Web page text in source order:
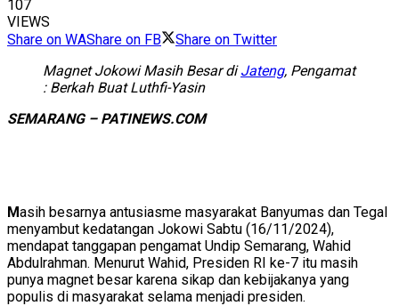
107
VIEWS
Share on WAShare on FB
Share on Twitter
Magnet Jokowi Masih Besar diJateng, Pengamat
: Berkah Buat Luthfi-Yasin
SEMARANG – PATINEWS.COM
Masih besarnya antusiasme masyarakat Banyumas dan Tegal
menyambut kedatangan Jokowi Sabtu (16/11/2024),
mendapat tanggapan pengamat Undip Semarang, Wahid
Abdulrahman. Menurut Wahid, Presiden RI ke-7 itu masih
punya magnet besar karena sikap dan kebijakanya yang
populis di masyarakat selama menjadi presiden.